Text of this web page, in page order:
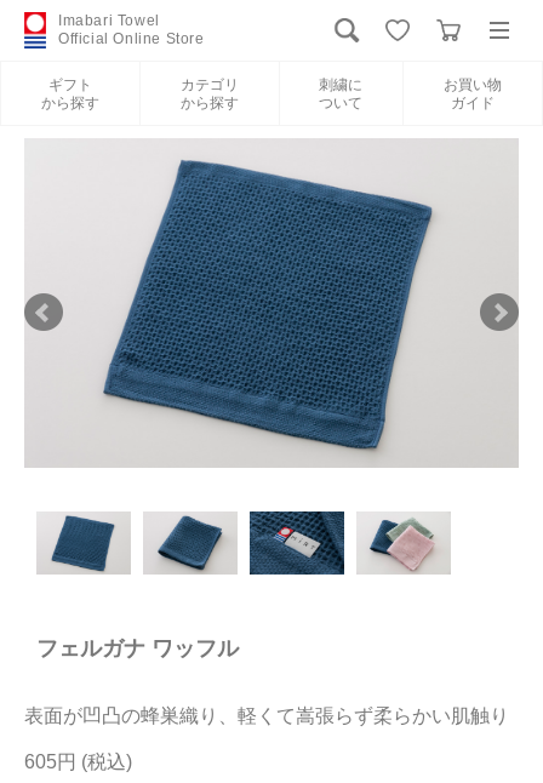
Imabari Towel
Official Online Store
ギフト
から探す
カテゴリ
から探す
刺繍に
ついて
お買い物
ガイド
新規会員登録
カテゴリから探す
刺繍について
当サイトについて
フェルガナ ワッフル
表面が凹凸の蜂巣織り、軽くて嵩張らず柔らかい肌触り
605円